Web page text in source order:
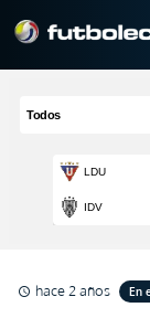
schedule hace 2 años En